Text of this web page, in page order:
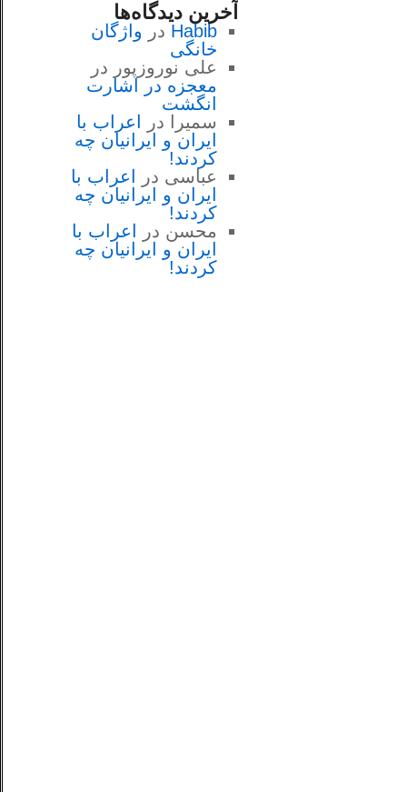
آخرین دیدگاه‌ها
Habib در واژگان
خانگی
علی نوروزپور در
معجزه در اشارت
انگشت
سمیرا
در
اعراب با
ايران و ايرانيان چه
كردند!
عباسی در
اعراب با
ايران و ايرانيان چه
كردند!
محسن در
اعراب با
ايران و ايرانيان چه
كردند!